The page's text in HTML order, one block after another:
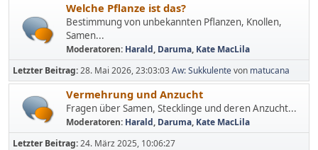
Welche Pflanze ist das?
Bestimmung von unbekannten Pflanzen, Knollen,
Samen...
Moderatoren: Harald, Daruma, Kate MacLila
Letzter Beitrag:28. Mai 2026, 23:03:03Aw: Sukkulentevon matucana
Vermehrung und Anzucht
Fragen über Samen, Stecklinge und deren Anzucht...
Moderatoren: Harald, Daruma, Kate MacLila
Letzter Beitrag:24. März 2025, 10:06:27